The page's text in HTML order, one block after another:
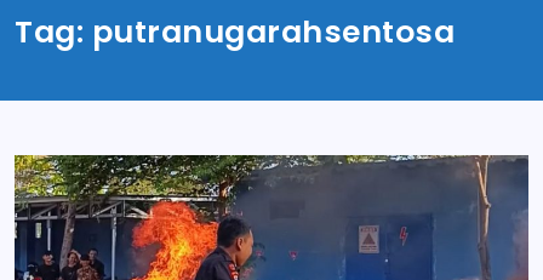
Sentosa
Tag: putranugarahsentosa